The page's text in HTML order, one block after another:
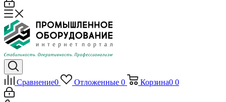
Сравнение0 Отложенные 0 Корзина0 0